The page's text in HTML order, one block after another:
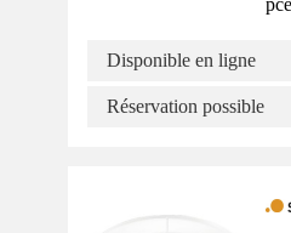
pce
Disponible en ligne
Réservation possible